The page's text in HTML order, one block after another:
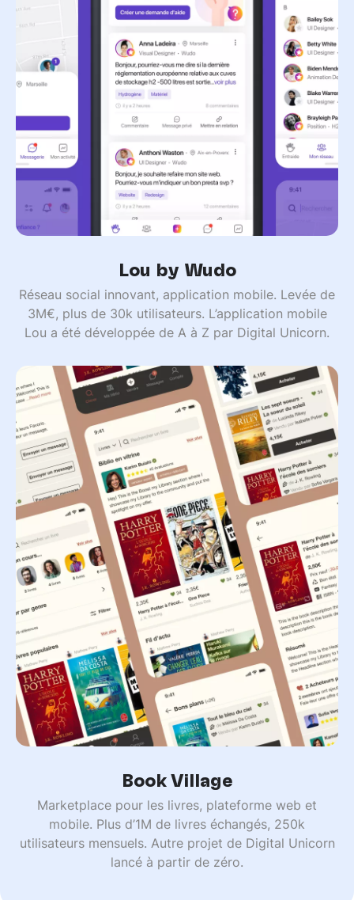
Lou by Wudo
Réseau social innovant, application mobile. Levée de
3M€, plus de 30k utilisateurs. L’application mobile
Lou a été développée de A à Z par Digital Unicorn.
Book Village
Marketplace pour les livres, plateforme web et
mobile. Plus d’1M de livres échangés, 250k
utilisateurs mensuels. Autre projet de Digital Unicorn
lancé à partir de zéro.